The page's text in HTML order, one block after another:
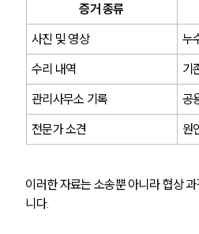
증거 종류
사진 및 영상
누
수리 내역
기
관리사무소 기록
공
전문가 소견
원
이러한 자료는 소송뿐 아니라 협상
니다.